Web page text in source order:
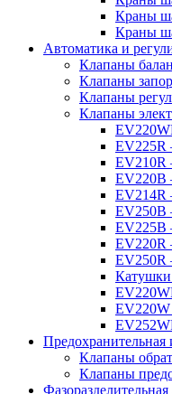
Краны
Краны
Автоматика и
Клапаны
Клапаны
Клапаны
Клапаны
EV225R
EV210R
EV220B
EV214R
EV250B
EV225B
EV220R
EV250R
Катушки
EV220W
Предохранительная
Клапаны
Клапаны
Фазоразделительная